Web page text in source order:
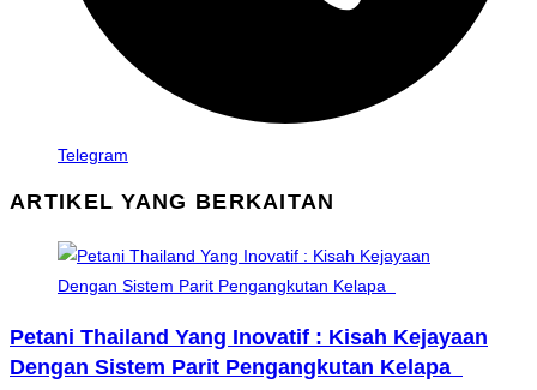
Telegram
ARTIKEL YANG BERKAITAN
Petani Thailand Yang Inovatif : Kisah Kejayaan
Dengan Sistem Parit Pengangkutan Kelapa